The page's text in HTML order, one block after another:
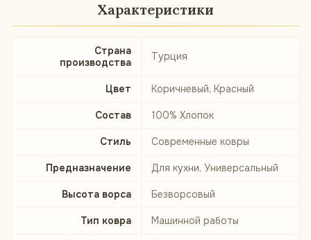
Характеристики
Страна
производства
Турция
Цвет Коричневый, Красный
Состав 100% Хлопок
Стиль Современные ковры
Предназначение Для кухни, Универсальный
Высота ворса Безворсовый
Тип ковра Машинной работы